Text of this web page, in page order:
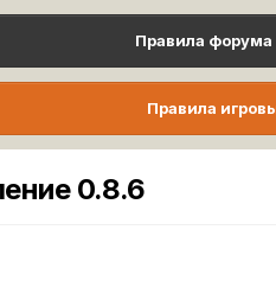
Правила форума
Правила
0.8.6